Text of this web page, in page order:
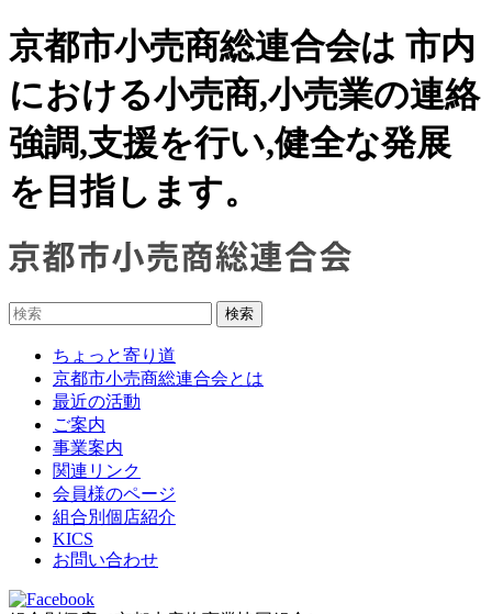
京都市小売商総連合会は 市内
における小売商,小売業の連絡
強調,支援を行い,健全な発展
を目指します。
ちょっと寄り道
京都市小売商総連合会とは
最近の活動
ご案内
事業案内
関連リンク
会員様のページ
組合別個店紹介
KICS
お問い合わせ